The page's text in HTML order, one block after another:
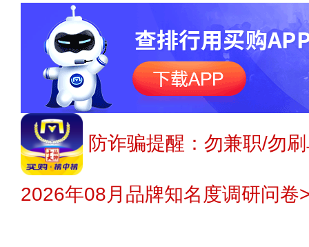
防诈骗提醒：勿兼职/勿
2026年08月品牌知名度调研问卷